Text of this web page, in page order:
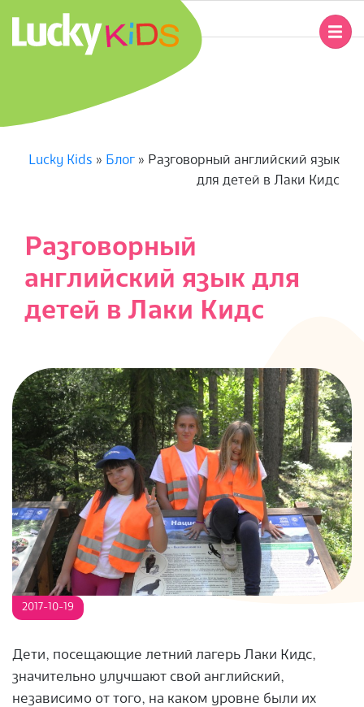
содержимому
U
C
Y
K
D
S
Главное
навигационное
Lucky Kids » Блог » Разговорный английский язык
для детей в Лаки Кидс
Разговорный
английский язык для
детей в Лаки Кидс
2017-10-19
Дети, посещающие летний лагерь Лаки Кидс,
значительно улучшают свой английский,
независимо от того, на каком уровне были их